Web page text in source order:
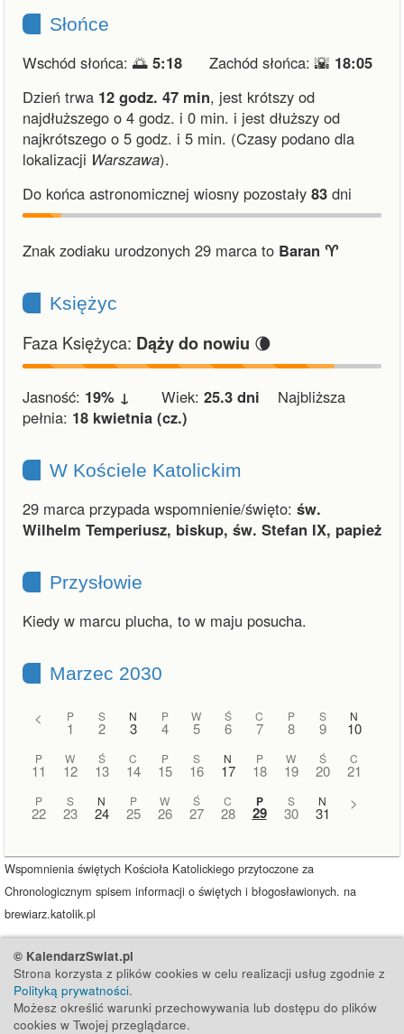
Słońce
Wschód słońca: 🌅 5:18 Zachód słońca: 🌇 18:05
Dzień trwa 12 godz. 47 min, jest krótszy od
najdłuższego o 4 godz. i 0 min. i jest dłuższy od
najkrótszego o 5 godz. i 5 min. (Czasy podano dla
lokalizacji Warszawa).
Do końca astronomicznej wiosny pozostały 83 dni
Znak zodiaku urodzonych 29 marca to Baran ♈︎
Księżyc
Faza Księżyca: Dąży do nowiu 🌘
Jasność: 19% ↓ Wiek: 25.3 dni Najbliższa
pełnia: 18 kwietnia (cz.)
W Kościele Katolickim
29 marca przypada wspomnienie/święto: św.
Wilhelm Temperiusz, biskup, św. Stefan IX, papież
Przysłowie
Kiedy w marcu plucha, to w maju posucha.
Marzec 2030
< P
1
S
2
N
3
P
4
W
5
Ś
6
C
7
P
8
S
9
N
10
P
11
W
12
Ś
13
C
14
P
15
S
16
N
17
P
18
W
19
Ś
20
C
21
P
22
S
23
N
24
P
25
W
26
Ś
27
C
28
P
29
S
30
N
31
>
Wspomnienia świętych Kościoła Katolickiego przytoczone za
Chronologicznym spisem informacji o świętych i błogosławionych. na
brewiarz.katolik.pl
© KalendarzSwiat.pl
Strona korzysta z plików cookies w celu realizacji usług zgodnie z
Polityką prywatności.
Możesz określić warunki przechowywania lub dostępu do plików
cookies w Twojej przeglądarce.